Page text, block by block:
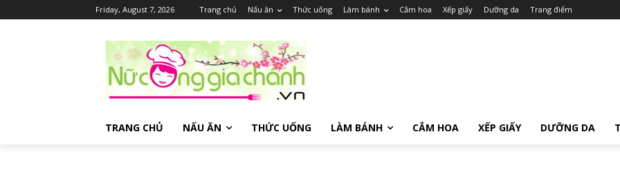
Friday, August 7, 2026 Trang chủ Nấu ăn Thức uống Làm bánh Cắm hoa Xếp giấy Dưỡng da Trang điểm
TRANG CHỦ NẤU ĂN THỨC UỐNG LÀM BÁNH CẮM HOA XẾP GIẤY DƯỠNG DA